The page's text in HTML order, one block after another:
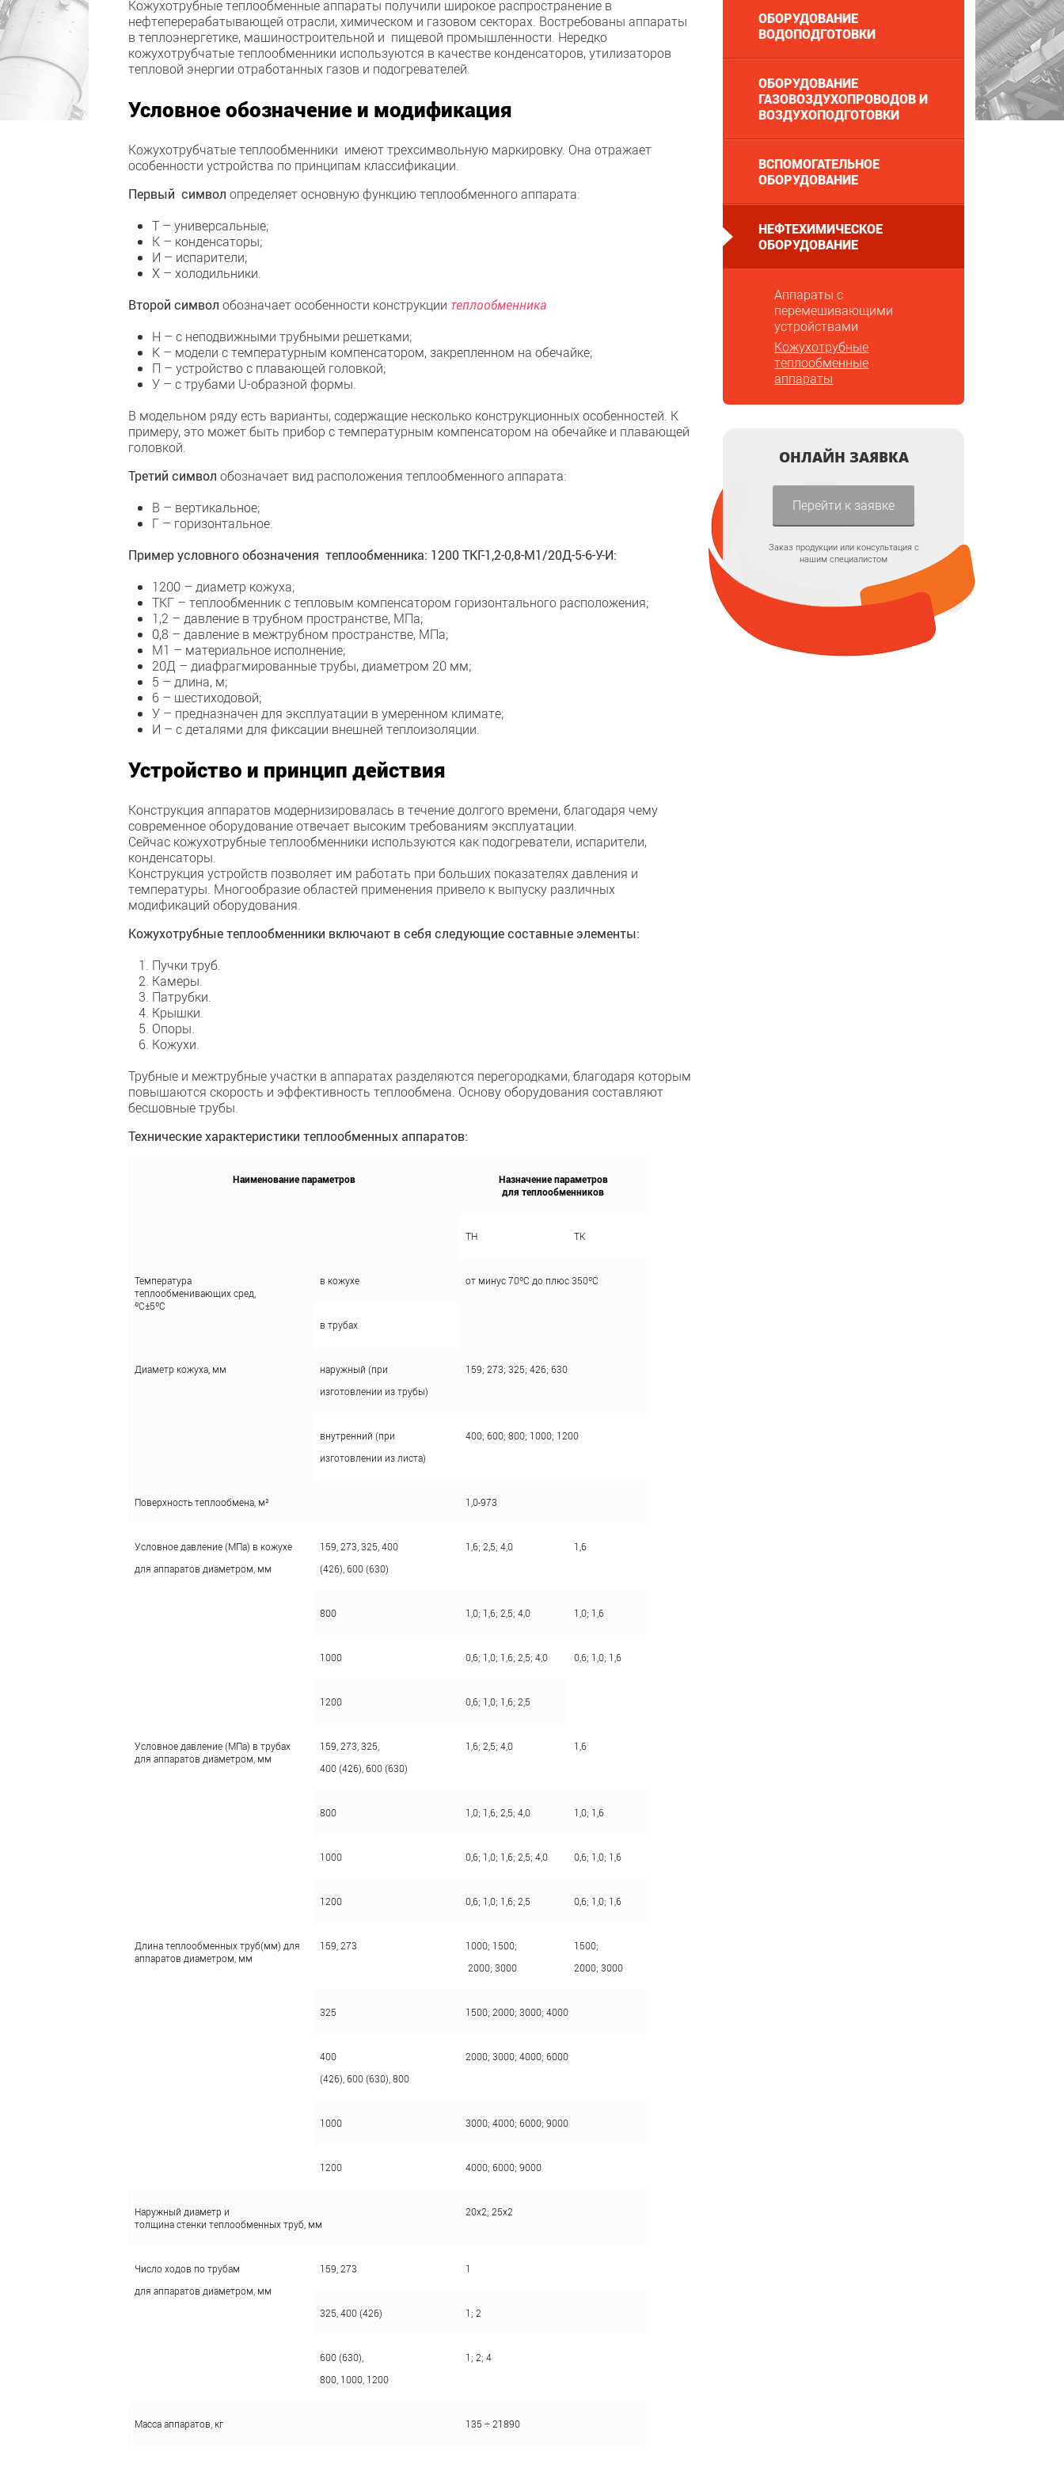
Кожухотрубные теплообменные аппараты получили широкое распространение в
нефтеперерабатывающей отрасли, химическом и газовом секторах. Востребованы аппараты
в теплоэнергетике, машиностроительной и пищевой промышленности. Нередко
кожухотрубчатые теплообменники используются в качестве конденсаторов, утилизаторов
тепловой энергии отработанных газов и подогревателей.
Условное обозначение и модификация
Кожухотрубчатые теплообменники имеют трехсимвольную маркировку. Она отражает
особенности устройства по принципам классификации.
Первый символ определяет основную функцию теплообменного аппарата:
Т – универсальные;
К – конденсаторы;
И – испарители;
Х – холодильники.
Второй символ обозначает особенности конструкции теплообменника
Н – с неподвижными трубными решетками;
К – модели с температурным компенсатором, закрепленном на обечайке;
П – устройство с плавающей головкой;
У – с трубами U-образной формы.
В модельном ряду есть варианты, содержащие несколько конструкционных особенностей. К
примеру, это может быть прибор с температурным компенсатором на обечайке и плавающей
головкой.
Третий символ обозначает вид расположения теплообменного аппарата:
В – вертикальное;
Г – горизонтальное.
Пример условного обозначения теплообменника: 1200 ТКГ-1,2-0,8-М1/20Д-5-6-У-И:
1200 – диаметр кожуха;
ТКГ – теплообменник с тепловым компенсатором горизонтального расположения;
1,2 – давление в трубном пространстве, МПа;
0,8 – давление в межтрубном пространстве, МПа;
М1 – материальное исполнение;
20Д – диафрагмированные трубы, диаметром 20 мм;
5 – длина, м;
6 – шестиходовой;
У – предназначен для эксплуатации в умеренном климате;
И – с деталями для фиксации внешней теплоизоляции.
Устройство и принцип действия
Конструкция аппаратов модернизировалась в течение долгого времени, благодаря чему
современное оборудование отвечает высоким требованиям эксплуатации.
Сейчас кожухотрубные теплообменники используются как подогреватели, испарители,
конденсаторы.
Конструкция устройств позволяет им работать при больших показателях давления и
температуры. Многообразие областей применения привело к выпуску различных
модификаций оборудования.
Кожухотрубные теплообменники включают в себя следующие составные элементы:
Пучки труб.
Камеры.
Патрубки.
Крышки.
Опоры.
Кожухи.
Трубные и межтрубные участки в аппаратах разделяются перегородками, благодаря которым
повышаются скорость и эффективность теплообмена. Основу оборудования составляют
бесшовные трубы.
Технические характеристики теплообменных аппаратов:
Наименование параметров
Назначение параметров
для теплообменников
ТН ТК
Температура
теплообменивающих сред,
ºС±5ºС
в кожухе от минус 70ºC до плюс 350ºC
в трубах
Диаметр кожуха, мм
наружный (при
изготовлении из трубы)
159; 273; 325; 426; 630
внутренний (при
изготовлении из листа)
400; 600; 800; 1000; 1200
Поверхность теплообмена, м² 1,0-973
Условное давление (МПа) в кожухе
для аппаратов диаметром, мм
159, 273, 325, 400
(426), 600 (630)
1,6; 2,5; 4,0 1,6
800 1,0; 1,6; 2,5; 4,0 1,0; 1,6
1000 0,6; 1,0; 1,6; 2,5; 4,0 0,6; 1,0; 1,6
1200 0,6; 1,0; 1,6; 2,5
Условное давление (МПа) в трубах
для аппаратов диаметром, мм
159, 273, 325,
400 (426), 600 (630)
1,6; 2,5; 4,0 1,6
800 1,0; 1,6; 2,5; 4,0 1,0; 1,6
1000 0,6; 1,0; 1,6; 2,5; 4,0 0,6; 1,0; 1,6
1200 0,6; 1,0; 1,6; 2,5 0,6; 1,0; 1,6
Длина теплообменных труб(мм) для
аппаратов диаметром, мм
159, 273
1000; 1500;
2000; 3000
1500;
2000; 3000
325 1500; 2000; 3000; 4000
400
(426), 600 (630), 800
2000; 3000; 4000; 6000
1000 3000; 4000; 6000; 9000
1200 4000; 6000; 9000
Наружный диаметр и
толщина стенки теплообменных труб, мм
20х2; 25х2
Число ходов по трубам
для аппаратов диаметром, мм
159, 273 1
325, 400 (426) 1; 2
600 (630),
800, 1000, 1200
1; 2; 4
Масса аппаратов, кг 135 ÷ 21890
ОБОРУДОВАНИЕ
ВОДОПОДГОТОВКИ
ОБОРУДОВАНИЕ
ГАЗОВОЗДУХОПРОВОДОВ И
ВОЗДУХОПОДГОТОВКИ
ВСПОМОГАТЕЛЬНОЕ
ОБОРУДОВАНИЕ
НЕФТЕХИМИЧЕСКОЕ
ОБОРУДОВАНИЕ
Аппараты с
перемешивающими
устройствами
Кожухотрубные
теплообменные
аппараты
ОНЛАЙН ЗАЯВКА
Перейти к заявке
Заказ продукции или консультация с
нашим специалистом